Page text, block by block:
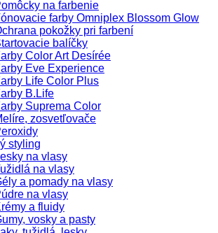
na farbenie
farby Omniplex Blossom Glow
pokožky pri farbení
balíčky
Color Art Desírée
Eve Experience
Life Color Plus
B.Life
Suprema Color
zosvetľovače
styling
na vlasy
na vlasy
a pomady na vlasy
na vlasy
a fluidy
vosky a pasty